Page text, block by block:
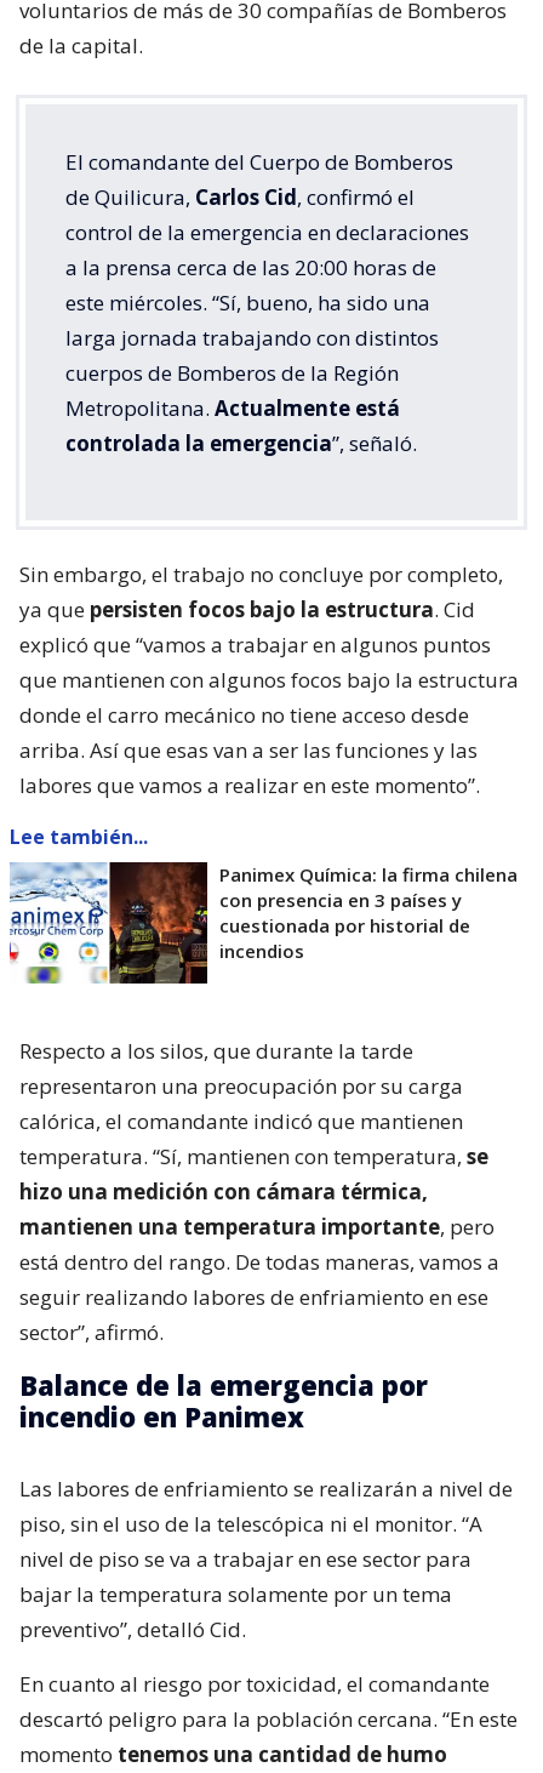
voluntarios de más de 30 compañías de Bomberos
de la capital.
El comandante del Cuerpo de Bomberos
de Quilicura, Carlos Cid, confirmó el
control de la emergencia en declaraciones
a la prensa cerca de las 20:00 horas de
este miércoles. “Sí, bueno, ha sido una
larga jornada trabajando con distintos
cuerpos de Bomberos de la Región
Metropolitana. Actualmente está
controlada la emergencia”, señaló.
Sin embargo, el trabajo no concluye por completo,
ya que persisten focos bajo la estructura. Cid
explicó que “vamos a trabajar en algunos puntos
que mantienen con algunos focos bajo la estructura
donde el carro mecánico no tiene acceso desde
arriba. Así que esas van a ser las funciones y las
labores que vamos a realizar en este momento”.
Lee también...
Panimex Química: la firma chilena
con presencia en 3 países y
cuestionada por historial de
incendios
Respecto a los silos, que durante la tarde
representaron una preocupación por su carga
calórica, el comandante indicó que mantienen
temperatura. “Sí, mantienen con temperatura, se
hizo una medición con cámara térmica,
mantienen una temperatura importante, pero
está dentro del rango. De todas maneras, vamos a
seguir realizando labores de enfriamiento en ese
sector”, afirmó.
Balance de la emergencia por
incendio en Panimex
Las labores de enfriamiento se realizarán a nivel de
piso, sin el uso de la telescópica ni el monitor. “A
nivel de piso se va a trabajar en ese sector para
bajar la temperatura solamente por un tema
preventivo”, detalló Cid.
En cuanto al riesgo por toxicidad, el comandante
descartó peligro para la población cercana. “En este
momento tenemos una cantidad de humo